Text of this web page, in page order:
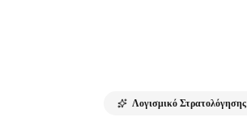
Λογισμικό Στρατολόγησης